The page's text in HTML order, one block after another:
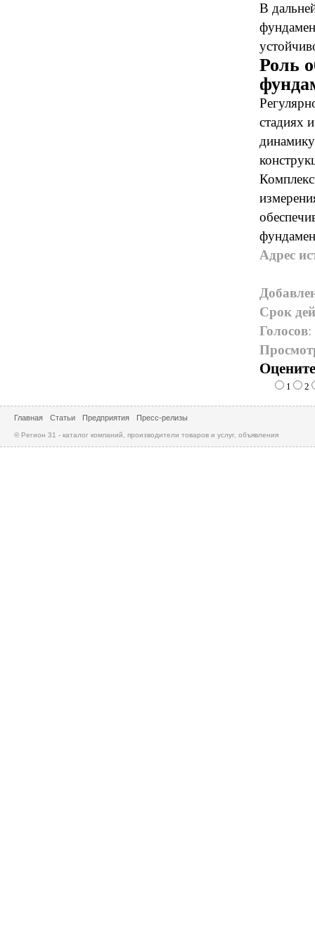
В
Роль
стадиях
Адрес
Срок
Голосов:
1 2
Главная Статьи Предприятия Пресс-релизы
© Регион 31 - каталог компаний, производители товаров и услуг, объявления